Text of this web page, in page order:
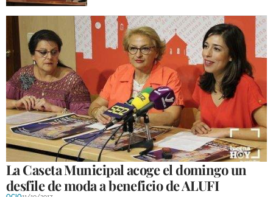
La Caseta Municipal acoge el domingo un
desfile de moda a beneficio de ALUFI